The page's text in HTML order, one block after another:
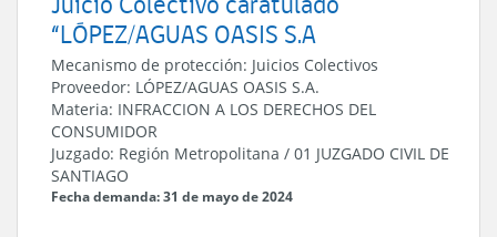
“LÓPEZ/AGUAS OASIS S.A
Mecanismo de protección: Juicios Colectivos
Proveedor: LÓPEZ/AGUAS OASIS S.A.
Materia: INFRACCION A LOS DERECHOS DEL
CONSUMIDOR
Juzgado: Región Metropolitana / 01 JUZGADO CIVIL DE
SANTIAGO
Fecha demanda: 31 de mayo de 2024